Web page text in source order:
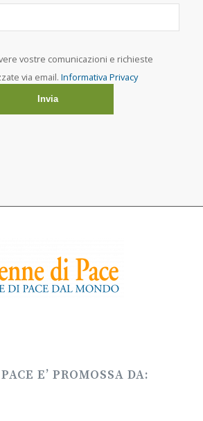
vostre comunicazioni e richieste
via email.Informativa Privacy
E’ PROMOSSA DA: